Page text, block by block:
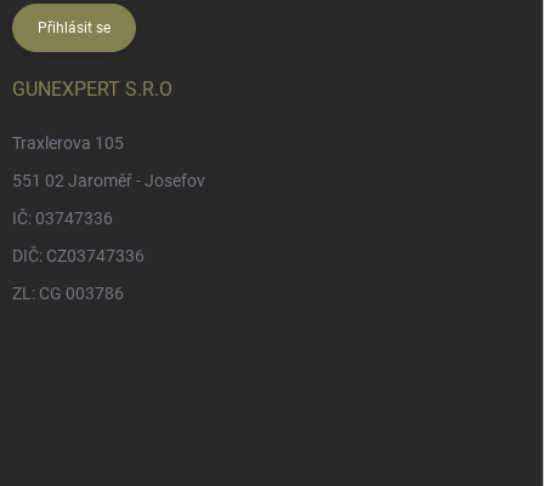
Přihlásit se
GUNEXPERT S.R.O
Traxlerova 105
551 02 Jaroměř - Josefov
IČ: 03747336
DIČ: CZ03747336
ZL: CG 003786